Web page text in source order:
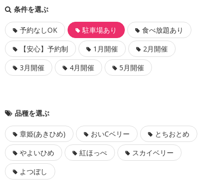
条件を選ぶ
予約なしOK 駐車場あり
食べ放題あり
【安心】予約制
1月開催
2月開催
3月開催
4月開催 5月開催
品種を選ぶ
章姫(あきひめ) おいCベリー
とちおとめ
やよいひめ
紅ほっぺ
スカイベリー
よつぼし